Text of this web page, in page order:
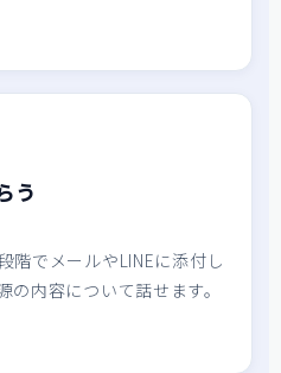
う
階でメールやLINEに添付し
内容について話せます。